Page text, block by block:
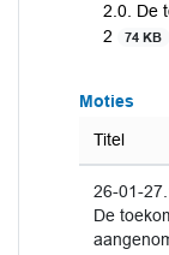
2.0. De
2
74 KB
Moties
Titel
26-01-
De